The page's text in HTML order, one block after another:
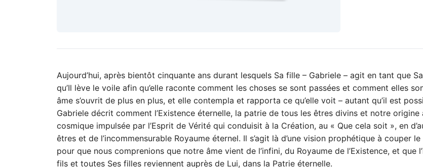
fusion
Esprit
issu
de
Son
Esprit,
amour
issu
Aujourd’hui, après bientôt cinquante ans durant lesquels Sa fille – Gabriele – agit en tant que
qu’Il lève le voile afin qu’elle raconte comment les choses se sont passées et comment elles
âme s’ouvrit de plus en plus, et elle contempla et rapporta ce qu’elle voit – autant qu’il est
Gabriele décrit comment l’Existence éternelle, la patrie de tous les êtres divins et notre origine
cosmique impulsée par l’Esprit de Vérité qui conduisit à la Création, au « Que cela soit », en
êtres et de l’incommensurable Royaume éternel. Il s’agit là d’une vision prophétique à couper
pour que nous comprenions que notre âme vient de l’infini, du Royaume de l’Existence, et que
fils et toutes Ses filles reviennent auprès de Lui, dans la Patrie éternelle.